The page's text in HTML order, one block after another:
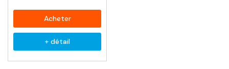
Acheter
+ détail